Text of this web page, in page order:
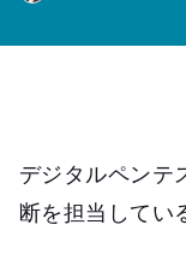
デジタルペンテ
断を担当してい